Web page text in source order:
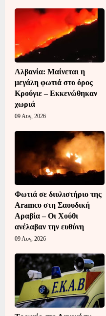
Αλβανία: Μαίνεται η
μεγάλη φωτιά στο όρος
Κρούγιε – Εκκενώθηκαν
χωριά
09 Αυγ, 2026
Φωτιά σε διυλιστήριο της
Aramco στη Σαουδική
Αραβία – Οι Χούθι
ανέλαβαν την ευθύνη
09 Αυγ, 2026